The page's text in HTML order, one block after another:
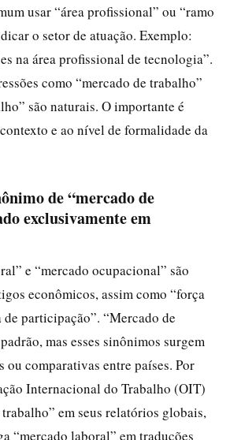
usar “área profissional” ou “ramo
o setor de atuação. Exemplo:
na área profissional de tecnologia”.
como “mercado de trabalho”
são naturais. O importante é
e ao nível de formalidade da
de “mercado de
exclusivamente em
e “mercado ocupacional” são
econômicos, assim como “força
participação”. “Mercado de
mas esses sinônimos surgem
ou comparativas entre países. Por
Internacional do Trabalho (OIT)
em seus relatórios globais,
“mercado laboral” em traduções